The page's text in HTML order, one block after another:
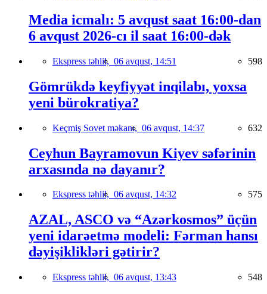
Media icmalı: 5 avqust saat 16:00-dan
6 avqust 2026-cı il saat 16:00-dək
Ekspress təhlil, 06 avqust, 14:51 598
Gömrükdə keyfiyyət inqilabı, yoxsa
yeni bürokratiya?
Keçmiş Sovet məkanı, 06 avqust, 14:37 632
Ceyhun Bayramovun Kiyev səfərinin
arxasında nə dayanır?
Ekspress təhlil, 06 avqust, 14:32 575
AZAL, ASCO və “Azərkosmos” üçün
yeni idarəetmə modeli: Fərman hansı
dəyişiklikləri gətirir?
Ekspress təhlil, 06 avqust, 13:43 548